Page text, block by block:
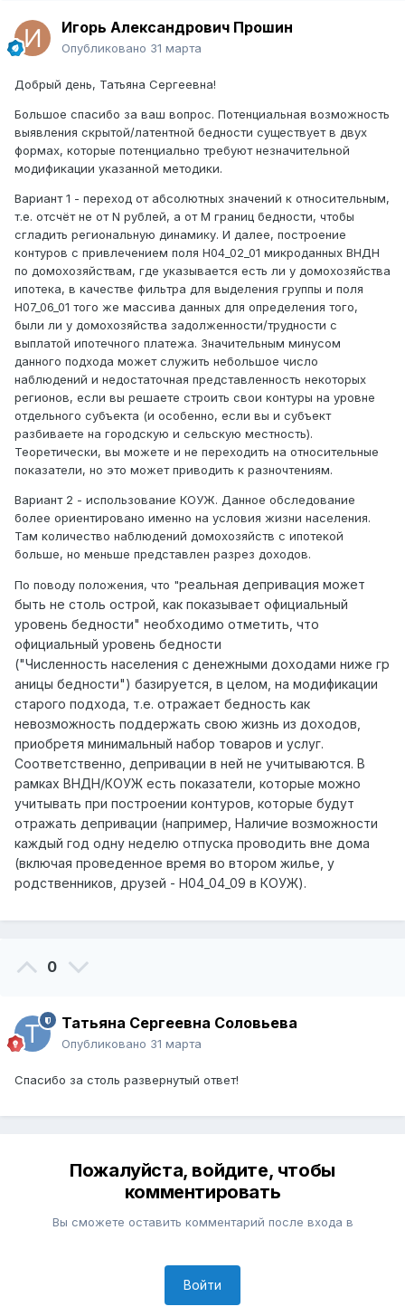
Игорь Александрович Прошин
Опубликовано 31 марта
Добрый день, Татьяна Сергеевна!
Большое спасибо за ваш вопрос. Потенциальная возможность
выявления скрытой/латентной бедности существует в двух
формах, которые потенциально требуют незначительной
модификации указанной методики.
Вариант 1 - переход от абсолютных значений к относительным,
т.е. отсчёт не от N рублей, а от M границ бедности, чтобы
сгладить региональную динамику. И далее, построение
контуров с привлечением поля H04_02_01 микроданных ВНДН
по домохозяйствам, где указывается есть ли у домохозяйства
ипотека, в качестве фильтра для выделения группы и поля
H07_06_01 того же массива данных для определения того,
были ли у домохозяйства задолженности/трудности с
выплатой ипотечного платежа. Значительным минусом
данного подхода может служить небольшое число
наблюдений и недостаточная представленность некоторых
регионов, если вы решаете строить свои контуры на уровне
отдельного субъекта (и особенно, если вы и субъект
разбиваете на городскую и сельскую местность).
Теоретически, вы можете и не переходить на относительные
показатели, но это может приводить к разночтениям.
Вариант 2 - использование КОУЖ. Данное обследование
более ориентировано именно на условия жизни населения.
Там количество наблюдений домохозяйств с ипотекой
больше, но меньше представлен разрез доходов.
По поводу положения, что "реальная депривация может
быть не столь острой, как показывает официальный
уровень бедности" необходимо отметить, что
официальный уровень бедности
("Численность населения с денежными доходами ниже гр
аницы бедности") базируется, в целом, на модификации
старого подхода, т.е. отражает бедность как
невозможность поддержать свою жизнь из доходов,
приобретя минимальный набор товаров и услуг.
Соответственно, депривации в ней не учитываются. В
рамках ВНДН/КОУЖ есть показатели, которые можно
учитывать при построении контуров, которые будут
отражать депривации (например, Наличие возможности
каждый год одну неделю отпуска проводить вне дома
(включая проведенное время во втором жилье, у
родственников, друзей - H04_04_09 в КОУЖ).
0
Татьяна Сергеевна Соловьева
Опубликовано 31 марта
Спасибо за столь развернутый ответ!
Пожалуйста, войдите, чтобы
комментировать
Вы сможете оставить комментарий после входа в
Войти